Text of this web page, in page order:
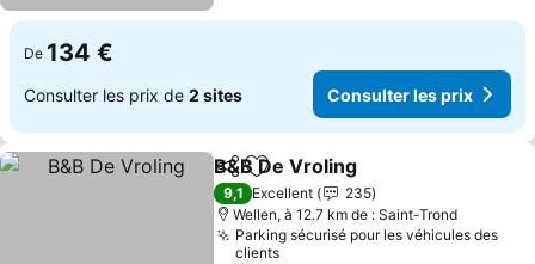
De 134 €
Consulter les prix de 2 sites Consulter les prix
PartagerAjouter à mes favoris
B&B De Vroling
9,1 Excellent
235
Wellen, à 12.7 km de : Saint-Trond
Parking sécurisé pour les véhicules des
clients